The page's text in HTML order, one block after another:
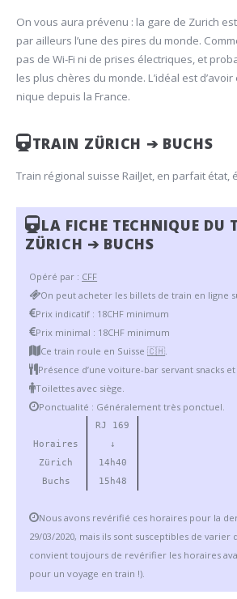
On vous aura prévenu : la gare de Zurich
par ailleurs l’une des pires du monde.
pas de Wi-Fi ni de prises électriques, et
les plus chères du monde. L’idéal est
nique depuis la France.
TRAIN ZÜRICH ➔ BUCHS
Train régional suisse RailJet, en parfait état,
LA FICHE TECHNIQUE DU
ZÜRICH ➔ BUCHS
Opéré par : CFF
On peut acheter les billets de train en ligne
Prix indicatif : 18CHF minimum
Prix minimal : 18CHF minimum
Ce train roule en Suisse🇨🇭.
Présence d’une voiture-bar servant snacks
Toilettes avec siège.
Ponctualité : Généralement très ponctuel.
RJ 169
Horaires
↓
Zürich
14h40
Buchs
15h48
Nous avons revérifié ces horaires pour la
29/03/2020, mais ils sont susceptibles de varier
convient toujours de revérifier les horaires
pour un voyage en train !).